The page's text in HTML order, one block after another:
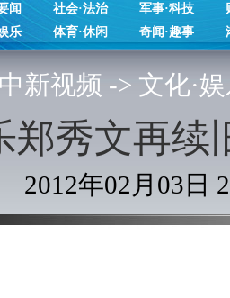
闻 社会·法治 军事·科技
乐
体育·休闲 奇闻·趣事
中新视频 -> 文化·
郑秀文再续
2012年02月03